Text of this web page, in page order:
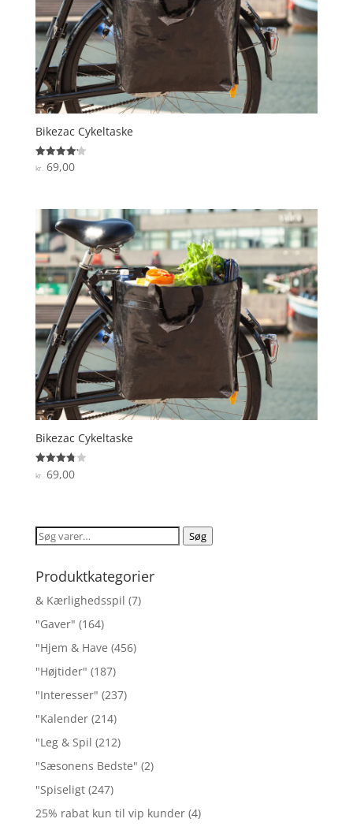
Bikezac Cykeltaske
Vurderet
4.2
kr.69,00
Bikezac Cykeltaske
Vurderet
3.8
kr.69,00
Søg
Søg
Produktkategorier
& Kærlighedsspil (7)
"Gaver" (164)
"Hjem & Have (456)
"Højtider" (187)
"Interesser" (237)
"Kalender (214)
"Leg & Spil (212)
"Sæsonens Bedste" (2)
"Spiseligt (247)
25% rabat kun til vip kunder (4)